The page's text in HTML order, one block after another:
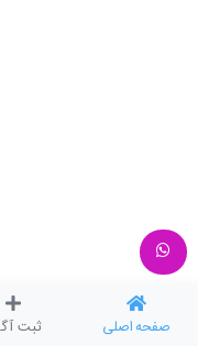
صفحه اصلی ثبت